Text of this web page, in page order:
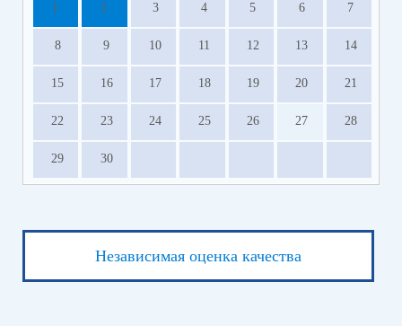
1 2 3 4 5 6 7
8 9 10 11 12 13 14
15 16 17 18 19 20 21
22 23 24 25 26 27 28
29 30
Независимая оценка качества